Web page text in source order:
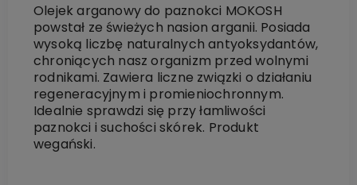
Olejek arganowy do paznokci MOKOSH
powstał ze świeżych nasion arganii. Posiada
wysoką liczbę naturalnych antyoksydantów,
chroniących nasz organizm przed wolnymi
rodnikami. Zawiera liczne związki o działaniu
regeneracyjnym i promieniochronnym.
Idealnie sprawdzi się przy łamliwości
paznokci i suchości skórek. Produkt
wegański.